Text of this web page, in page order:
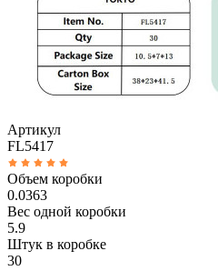
Артикул
FL5417
Объем коробки
0.0363
Вес одной коробки
5.9
Штук в коробке
30